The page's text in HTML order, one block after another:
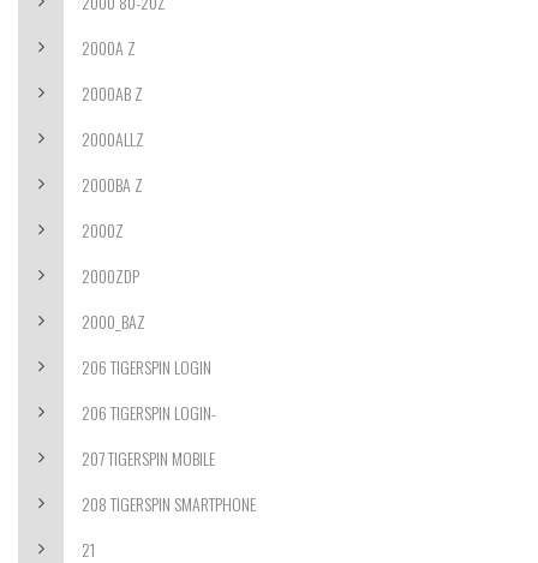
2000A Z
2000AB Z
2000ALLZ
2000BA Z
2000Z
2000ZDP
2000_BAZ
206 TIGERSPIN LOGIN
206 TIGERSPIN LOGIN-
207 TIGERSPIN MOBILE
208 TIGERSPIN SMARTPHONE
21